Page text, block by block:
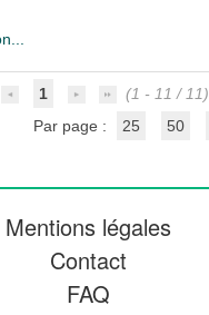
1
(1 - 11 / 11)
Par page :
25 50
Mentions légales
Contact
FAQ